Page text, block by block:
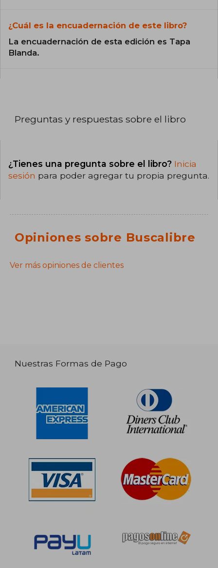
¿Cuál es la encuadernación de este libro?
La encuadernación de esta edición es Tapa
Blanda.
Preguntas y respuestas sobre el libro
¿Tienes una pregunta sobre el libro? Inicia
sesión para poder agregar tu propia pregunta.
Opiniones sobre Buscalibre
Ver más opiniones de clientes
Nuestras Formas de Pago